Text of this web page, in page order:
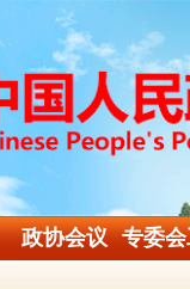
政协会议 专委